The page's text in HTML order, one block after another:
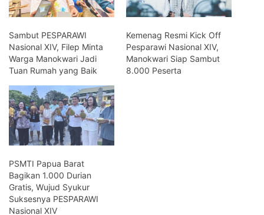
Sambut PESPARAWI
Nasional XIV, Filep Minta
Warga Manokwari Jadi
Tuan Rumah yang Baik
Kemenag Resmi Kick Off
Pesparawi Nasional XIV,
Manokwari Siap Sambut
8.000 Peserta
PSMTI Papua Barat
Bagikan 1.000 Durian
Gratis, Wujud Syukur
Suksesnya PESPARAWI
Nasional XIV